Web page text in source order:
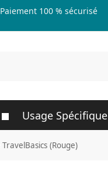
Paiement 100 % sécurisé
Usage Spécifique
(Rouge)